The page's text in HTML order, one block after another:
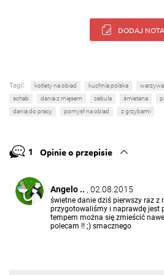
DODAJ
Tagi: kotlety na obiad kuchnia polska warzywa
schab
dania z mięsem cebula śmietana
dania do pracy
pomysł na obiad z grzybami
1 Opinie o przepisie
Angelo .. , 02.08.2015
świetne danie dziś pierwszy raz z
przygotowaliśmy i naprawdę jest
tempem można się zmieścić
polecam !! ;) smacznego